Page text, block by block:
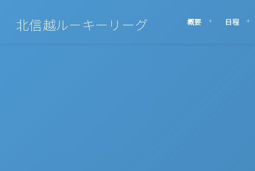
北信越ルーキーリーグ 概要 日程